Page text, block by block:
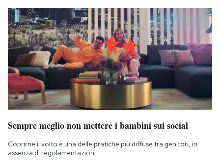
Sempre meglio non mettere i bambini sui social
Coprirne il volto è una delle pratiche più diffuse tra genitori, in
assenza di regolamentazioni